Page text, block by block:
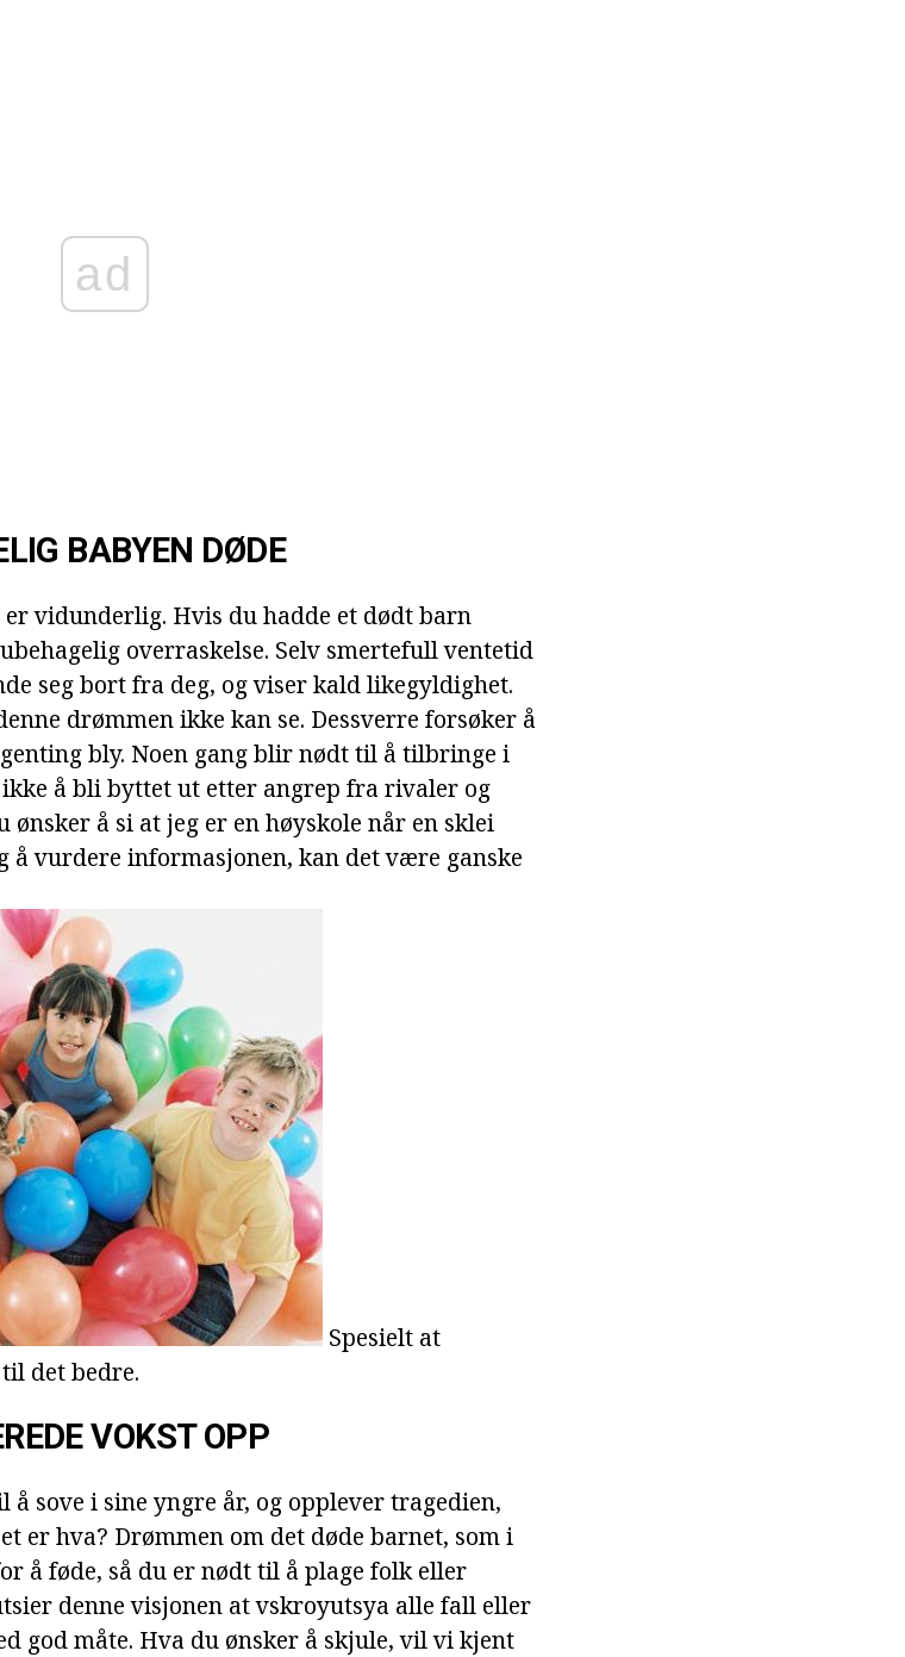
ad
BABYEN DØDE
vidunderlig. Hvis du hadde et dødt barn
overraskelse. Selv smertefull ventetid
seg bort fra deg, og viser kald likegyldighet.
drømmen ikke kan se. Dessverre forsøker å
bly. Noen gang blir nødt til å tilbringe i
ikke å bli byttet ut etter angrep fra rivaler og
å si at jeg er en høyskole når en sklei
vurdere informasjonen, kan det være ganske
Spesielt at
det bedre.
VOKST OPP
å sove i sine yngre år, og opplever tragedien,
er hva? Drømmen om det døde barnet, som i
å føde, så du er nødt til å plage folk eller
denne visjonen at vskroyutsya alle fall eller
god måte. Hva du ønsker å skjule, vil vi kjent